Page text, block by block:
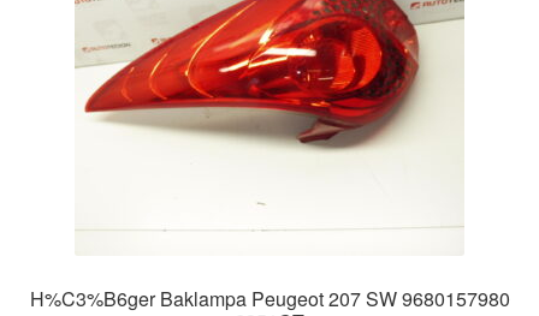
H%C3%B6ger Baklampa Peugeot 207 SW 9680157980